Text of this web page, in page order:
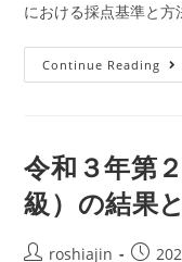
における採点基準と方
Continue Reading
令和３年第
級）の結果
Postroshiajin Post